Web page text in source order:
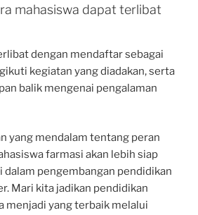
mahasiswa dapat terlibat
dengan mendaftar sebagai
kegiatan yang diadakan, serta
balik mengenai pengalaman
yang mendalam tentang peran
farmasi akan lebih siap
pengembangan pendidikan
Mari kita jadikan pendidikan
menjadi yang terbaik melalui